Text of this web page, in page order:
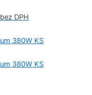
bez DPH